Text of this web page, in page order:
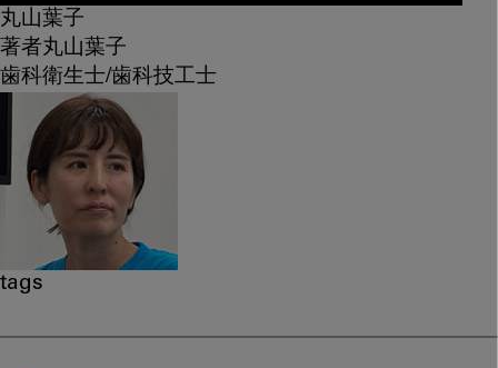
丸山葉子
著者丸山葉子
歯科衛生士/歯科技工士
tags